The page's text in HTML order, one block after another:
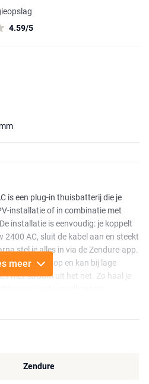
4.59/5
is een plug-in thuisbatterij die je
installatie of in combinatie met
installatie is eenvoudig: je koppelt
2400 AC, sluit de kabel aan en steekt
stel je alles in via de Zendure-app.
energie op en kan bij lage
met stroom uit het net. Zo haal je
wordt dit vermogen
meer
Zendure